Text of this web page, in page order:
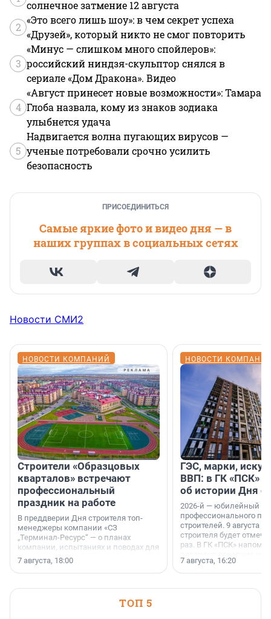
солнечное затмение 12 августа
2
«Это всего лишь шоу»: в чем секрет успеха
«Друзей», который никто не смог повторить
3
«Минус — слишком много спойлеров»:
российский ниндзя-скульптор снялся в
сериале «Дом Дракона». Видео
4
«Август принесет новые возможности»: Тамара
Глоба назвала, кому из знаков зодиака
улыбнется удача
5
Надвигается волна пугающих вирусов —
ученые потребовали срочно усилить
безопасность
ПРИСОЕДИНИТЬСЯ
Самые яркие фото и видео дня — в
наших группах в социальных сетях
Новости СМИ2
НОВОСТИ КОМПАНИЙ
Строители «Образцовых
кварталов» встречают
профессиональный
праздник на работе
В преддверии Дня строителя топ-
менеджеры компании «СЗ
„Терминал-Ресурс“ — о планах
компании, испытаниях и поводах для
осторожного оптимизма.
7 августа, 18:00
НОВОСТИ
ГЭС, марки,
ВВП: в ГК «ПСК»
об истории Дня
2026-й — юбилейный
профессионального
строителей. 9 августа
строителя будет
раз. В ГК «ПСК»
поменялась роль
7 августа, 16:20
ТОП 5